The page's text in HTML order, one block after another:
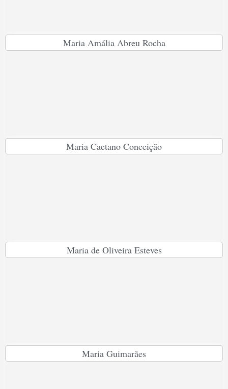
Maria Amália Abreu Rocha
Maria Caetano Conceição
Maria de Oliveira Esteves
Maria Guimarães